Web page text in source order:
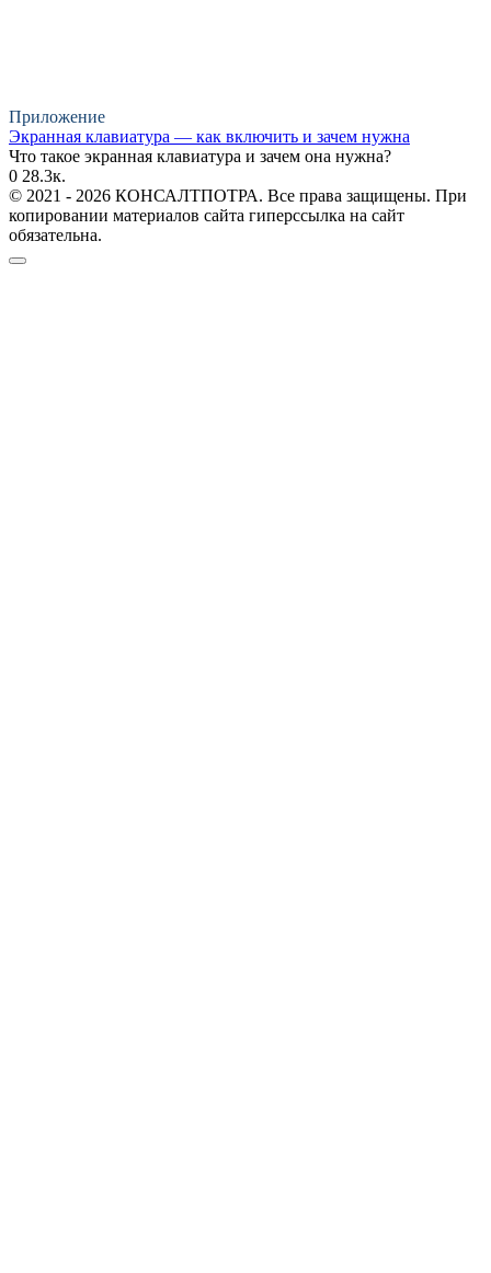
Приложение
Экранная клавиатура — как включить и зачем нужна
Что такое экранная клавиатура и зачем она нужна?
0 28.3к.
© 2021 - 2026 КОНСАЛТПОТРА. Все права защищены. При
копировании материалов сайта гиперссылка на сайт
обязательна.